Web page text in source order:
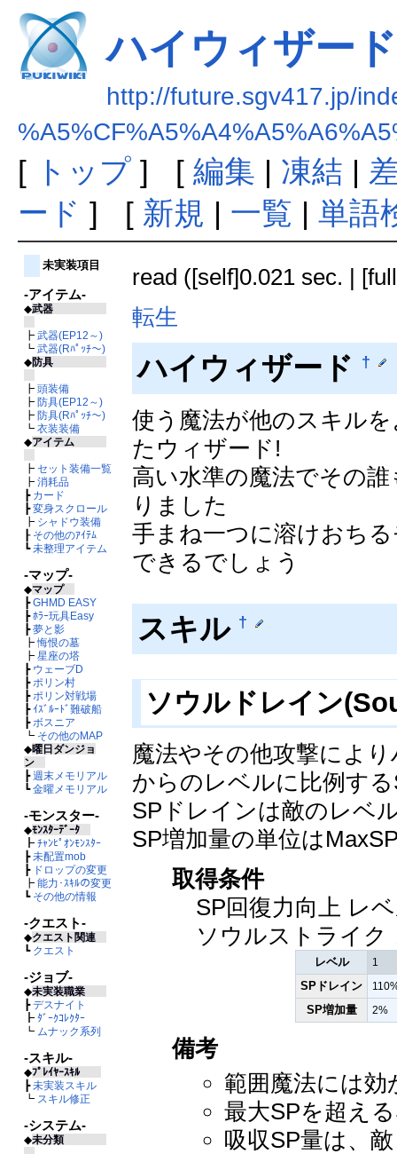
ハイウィザード
http://future.sgv417.jp/
[ トップ] [ 編集 | 凍結 |
ード ] [ 新規 | 一覧 | 単語
未実装項目
-アイテム-
◆武器
┣ 武器(EP12～)
┗ 武器(Rﾊﾟｯﾁ～)
◆防具
┣ 頭装備
┣ 防具(EP12～)
┣ 防具(Rﾊﾟｯﾁ～)
┗ 衣装装備
◆アイテム
┣ セット装備一覧
┣ 消耗品
┣ カード
┣変身スクロール
┣ シャドウ装備
┠ その他のｱｲﾃﾑ
┗未整理アイテム
-マップ-
◆マップ
┣GHMD EASY
┣ﾎﾗｰ玩具Easy
┣夢と影
┣ 悔恨の墓
┣ 星座の塔
┣ ウェーブD
┣ ポリン村
┣ ポリン対戦場
┣ｲｽﾞﾙｰﾄﾞ難破船
┣ ボスニア
┗ その他のMAP
◆曜日ダンジョ
ン
┣週末メモリアル
┗金曜メモリアル
-モンスター-
◆ﾓﾝｽﾀｰﾃﾞｰﾀ
┣ ﾁｬﾝﾋﾟｵﾝﾓﾝｽﾀｰ
┣未配置mob
┣ ドロップの変更
┣ 能力･ｽｷﾙの変更
┗ その他の情報
-クエスト-
◆クエスト関連
┗ クエスト
-ジョブ-
◆未実装職業
┣デスナイト
┣ ﾀﾞｰｸｺﾚｸﾀｰ
┗ ムナック系列
-スキル-
◆ﾌﾟﾚｲﾔｰｽｷﾙ
┣未実装スキル
┗ スキル修正
-システム-
◆未分類
read ([self]0.021 sec. |
転生
ハイウィザード †
使う魔法が他のスキル
たウィザード!
高い水準の魔法でその
りました
手まね一つに溶けおち
できるでしょう
スキル †
ソウルドレイン
魔法やその他攻撃によ
からのレベルに比例す
SPドレインは敵のレベ
SP増加量の単位は
取得条件
SP回復力向上 レ
ソウルストライク
レベル 1
SPドレイン
SP増加量 2%
備考
範囲魔法には効
最大SPを超え
吸収SP量は、